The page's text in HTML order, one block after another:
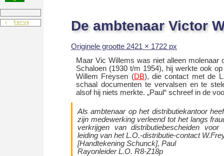
De ambtenaar Victor
Originele grootte 2421 × 1722 px
Maar Vic Willems was niet alleen molenaar
Schaloen (1930 t/m 1954), hij werkte ook
Willem Freysen (DB), die contact met de
schaal documenten te vervalsen en te
alsof hij niets merkte. „Paul“ schreef in de
Als ambtenaar op het distributiekantoor
zijn medewerking verleend tot het langs
verkrijgen van distributiebescheiden voor
leiding van het L.O.-distributie-contact
[Handtekening Schunck], Paul
Rayonleider L.O. R8-Z18p